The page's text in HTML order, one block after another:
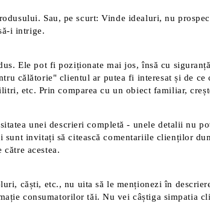
Sau, pe scurt: Vinde idealuri, nu
i intrige.
Ele pot fi poziționate mai jos, însă cu
călătorie" clientul ar putea fi interesat și de
etc. Prin comparea cu un obiect familiar,
unei descrieri completă - unele detalii nu
invitați să citească comentariile clienților
acestea.
căști, etc., nu uita să le menționezi în
consumatorilor tăi. Nu vei câștiga simpatia